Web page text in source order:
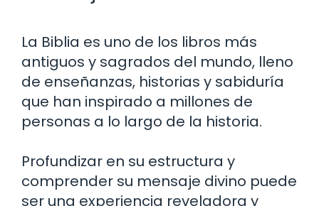
La Biblia es uno de los libros más
antiguos y sagrados del mundo, lleno
de enseñanzas, historias y sabiduría
que han inspirado a millones de
personas a lo largo de la historia.
Profundizar en su estructura y
comprender su mensaje divino puede
ser una experiencia reveladora y